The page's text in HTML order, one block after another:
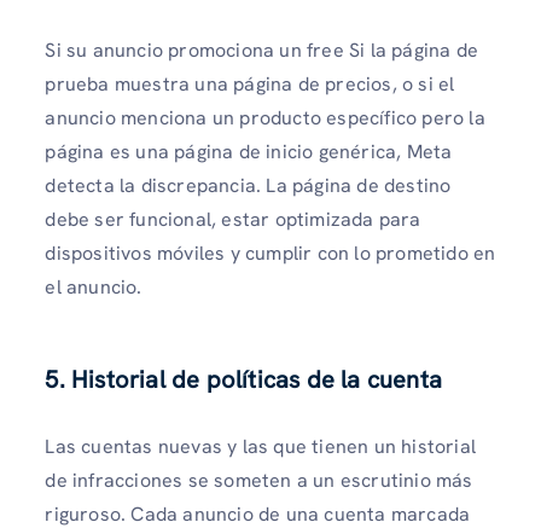
Si su anuncio promociona un free Si la página de
prueba muestra una página de precios, o si el
anuncio menciona un producto específico pero la
página es una página de inicio genérica, Meta
detecta la discrepancia. La página de destino
debe ser funcional, estar optimizada para
dispositivos móviles y cumplir con lo prometido en
el anuncio.
5. Historial de políticas de la cuenta
Las cuentas nuevas y las que tienen un historial
de infracciones se someten a un escrutinio más
riguroso. Cada anuncio de una cuenta marcada